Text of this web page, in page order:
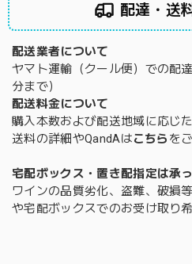
配達・送
配送業者について
ヤマト運輸（クール便）での配
分まで）
配送料金について
購入本数および配送地域に応じ
送料の詳細やQandAはこちら を
宅配ボックス・置き配指定は承
ワインの品質劣化、盗難、破損
や宅配ボックスでのお受け取り